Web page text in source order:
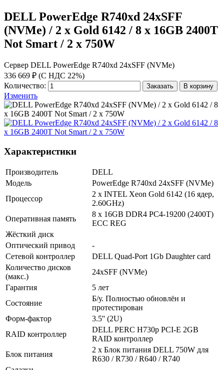
DELL PowerEdge R740xd 24xSFF
(NVMe) / 2 x Gold 6142 / 8 x 16GB 2400T
Not Smart / 2 x 750W
Сервер DELL PowerEdge R740xd 24xSFF (NVMe)
336 669 ₽ (С НДС 22%)
Количество:
Заказать В корзину
Изменить
Характеристики
Производитель
DELL
Модель
PowerEdge R740xd 24xSFF (NVMe)
Процессор
2 x INTEL Xeon Gold 6142 (16 ядер,
2.60GHz)
Оперативная память
8 x 16GB DDR4 PC4-19200 (2400T)
ECC REG
Жёсткий диск
Оптический привод
-
Сетевой контроллер
DELL Quad-Port 1Gb Daughter card
Количество дисков
(макс.)
24xSFF (NVMe)
Гарантия
5 лет
Состояние
Б/у. Полностью обновлён и
протестирован
Форм-фактор
3.5'' (2U)
RAID контроллер
DELL PERC H730p PCI-E 2GB
RAID контроллер
Блок питания
2 x Блок питания DELL 750W для
R630 / R730 / R640 / R740